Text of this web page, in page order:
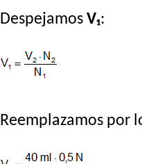
Despejamos V₁:
Reemplazamos por